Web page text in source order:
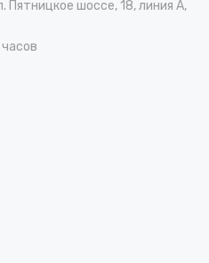
Пятницкое шоссе, 18, линия А,